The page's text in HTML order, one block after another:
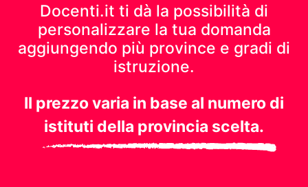
Docenti.it ti dà la possibilità di
personalizzare la tua domanda
aggiungendo più province e gradi di
istruzione.
Il prezzo varia in base al numero di
istituti della provincia scelta.